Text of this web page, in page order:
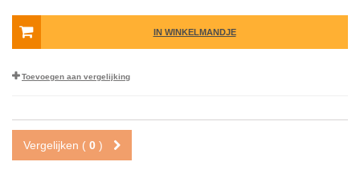
IN WINKELMANDJE
Toevoegen aan vergelijking
Vergelijken ( 0 )